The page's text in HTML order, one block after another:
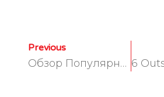
Previous
Обзор Популярных Игр В Motor Casino: Зеркало Мотор Казино | Halostar Marketing